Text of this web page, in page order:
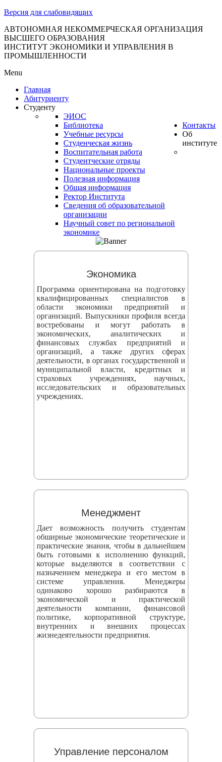
Версия для слабовидящих
АВТОНОМНАЯ НЕКОММЕРЧЕСКАЯ ОРГАНИЗАЦИЯ
ВЫСШЕГО ОБРАЗОВАНИЯ
ИНСТИТУТ ЭКОНОМИКИ И УПРАВЛЕНИЯ В
ПРОМЫШЛЕННОСТИ
Menu
Главная
Абитуриенту
Студенту
ЭИОС
Библиотека
Учебные ресурсы
Студенческая жизнь
Воспитательная работа
Студентческие отряды
Национальные проекты
Полезная информация
Контакты
Об
институте
Общая информация
Ректор Института
Сведения об образовательной
организации
Научный совет по региональной
экономике
Экономика
Программа ориентирована на подготовку
квалифицированных специалистов в
области экономики предприятий и
организаций. Выпускники профиля всегда
востребованы и могут работать в
экономических, аналитических и
финансовых службах предприятий и
организаций, а также других сферах
деятельности, в органах государственной и
муниципальной власти, кредитных и
страховых учреждениях, научных,
исследовательских и образовательных
учреждениях.
Менеджмент
Дает возможность получить студентам
обширные экономические теоретические и
практические знания, чтобы в дальнейшем
быть готовыми к исполнению функций,
которые выделяются в соответствии с
назначением менеджера и его местом в
системе управления. Менеджеры
одинаково хорошо разбираются в
экономической и практической
деятельности компании, финансовой
политике, корпоративной структуре,
внутренних и внешних процессах
жизнедеятельности предприятия.
Управление персоналом